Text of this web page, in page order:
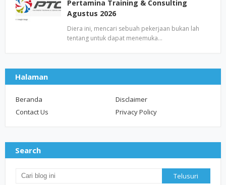
Pertamina Training & Consulting
Agustus 2026
Diera ini, mencari sebuah pekerjaan bukan lah
tentang untuk dapat menemuka…
Halaman
Beranda
Disclaimer
Contact Us
Privacy Policy
Search